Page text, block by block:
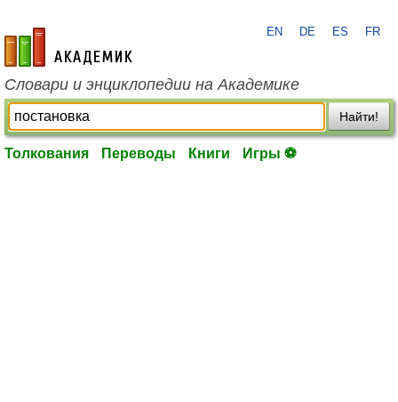
academic.ru
EN DE ES FR
Словари и энциклопедии на Академике
Найти!
Толкования Переводы Книги Игры ⚽